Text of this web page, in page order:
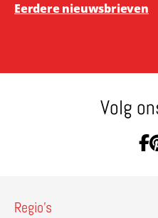
Eerdere nieuwsbrieven
Volg
Regio’s